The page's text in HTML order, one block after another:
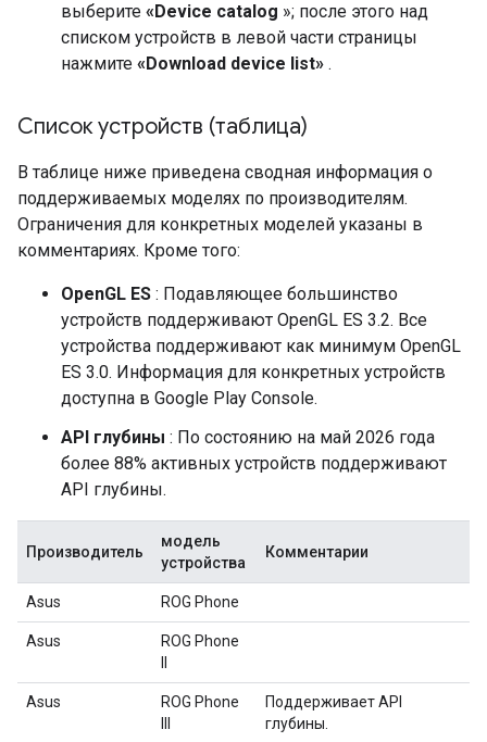
выберите «Device catalog »; после этого над
списком устройств в левой части страницы
нажмите «Download device list» .
Список устройств (таблица)
В таблице ниже приведена сводная информация о
поддерживаемых моделях по производителям.
Ограничения для конкретных моделей указаны в
комментариях. Кроме того:
OpenGL ES : Подавляющее большинство
устройств поддерживают OpenGL ES 3.2. Все
устройства поддерживают как минимум OpenGL
ES 3.0. Информация для конкретных устройств
доступна в Google Play Console.
API глубины : По состоянию на май 2026 года
более 88% активных устройств поддерживают
API глубины.
Производитель
модель
устройства
Комментарии
Asus ROG Phone
Asus
ROG Phone
Asus
ROG Phone
Поддерживает API
глубины.